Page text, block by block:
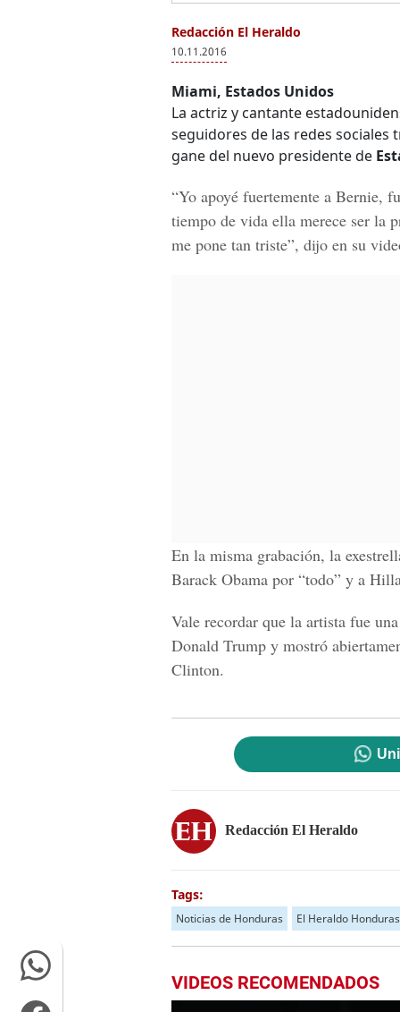
Redacción El Heraldo
10.11.2016
Miami, Estados Unidos
La actriz y cantante
seguidores de las redes
gane del nuevo presidente de
“Yo apoyé fuertemente a Bernie,
tiempo de vida ella merece ser la
me pone tan triste”, dijo en su
En la misma grabación, la
Barack Obama por “todo” y a
Vale recordar que la artista fue
Donald Trump y mostró
Clinton.
Redacción El Heraldo
Tags:
Noticias de Honduras El Heraldo Honduras
VIDEOS RECOMENDADOS